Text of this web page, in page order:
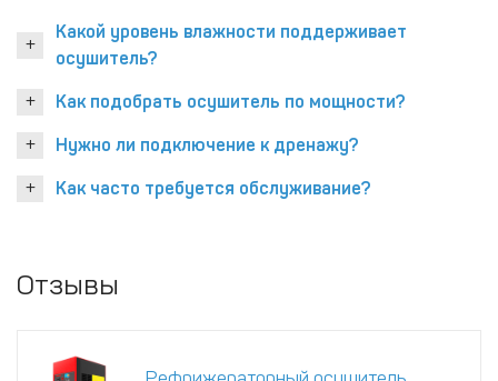
Какой уровень влажности поддерживает
осушитель?
Как подобрать осушитель по мощности?
Нужно ли подключение к дренажу?
Как часто требуется обслуживание?
Отзывы